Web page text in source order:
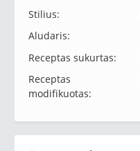
Stilius:
Aludaris:
Receptas sukurtas:
Receptas
modifikuotas: